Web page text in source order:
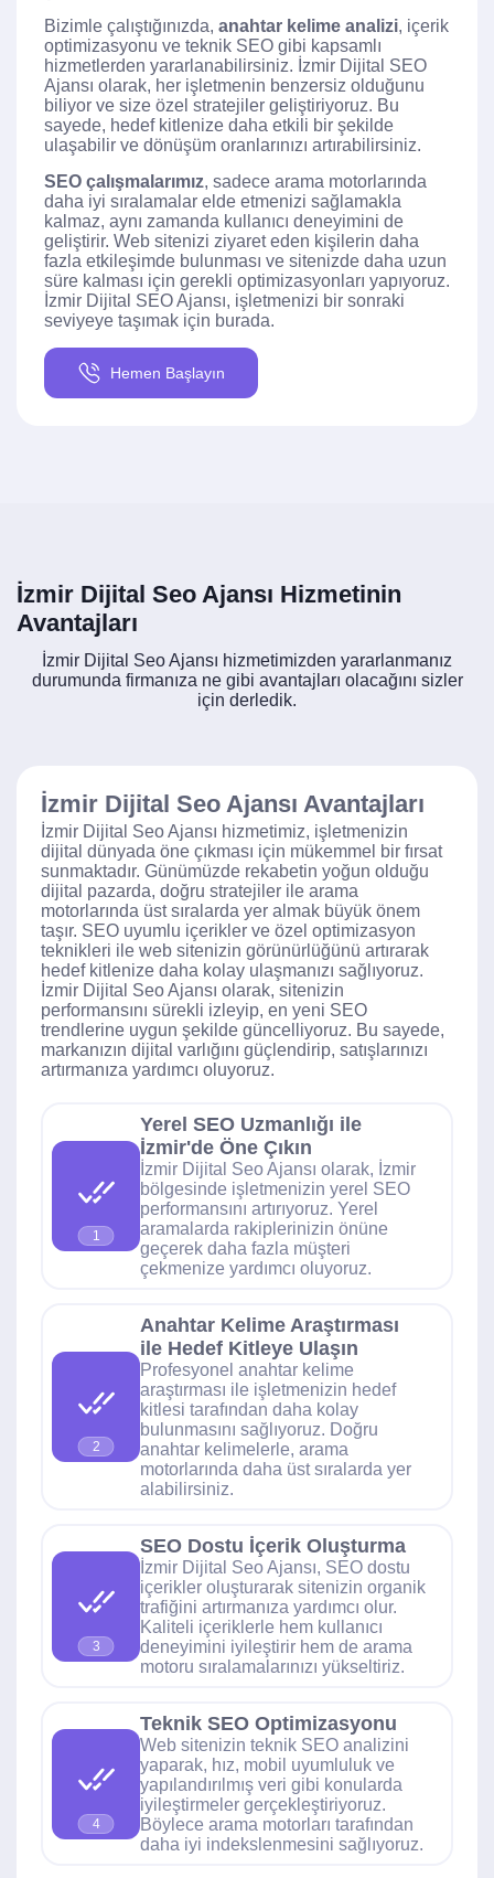
Bizimle çalıştığınızda, anahtar kelime analizi, içerik
optimizasyonu ve teknik SEO gibi kapsamlı
hizmetlerden yararlanabilirsiniz. İzmir Dijital SEO
Ajansı olarak, her işletmenin benzersiz olduğunu
biliyor ve size özel stratejiler geliştiriyoruz. Bu
sayede, hedef kitlenize daha etkili bir şekilde
ulaşabilir ve dönüşüm oranlarınızı artırabilirsiniz.
SEO çalışmalarımız, sadece arama motorlarında
daha iyi sıralamalar elde etmenizi sağlamakla
kalmaz, aynı zamanda kullanıcı deneyimini de
geliştirir. Web sitenizi ziyaret eden kişilerin daha
fazla etkileşimde bulunması ve sitenizde daha uzun
süre kalması için gerekli optimizasyonları yapıyoruz.
İzmir Dijital SEO Ajansı, işletmenizi bir sonraki
seviyeye taşımak için burada.
Hemen Başlayın
İzmir Dijital Seo Ajansı Hizmetinin
Avantajları
İzmir Dijital Seo Ajansı hizmetimizden yararlanmanız
durumunda firmanıza ne gibi avantajları olacağını sizler
için derledik.
İzmir Dijital Seo Ajansı Avantajları
İzmir Dijital Seo Ajansı hizmetimiz, işletmenizin
dijital dünyada öne çıkması için mükemmel bir fırsat
sunmaktadır. Günümüzde rekabetin yoğun olduğu
dijital pazarda, doğru stratejiler ile arama
motorlarında üst sıralarda yer almak büyük önem
taşır. SEO uyumlu içerikler ve özel optimizasyon
teknikleri ile web sitenizin görünürlüğünü artırarak
hedef kitlenize daha kolay ulaşmanızı sağlıyoruz.
İzmir Dijital Seo Ajansı olarak, sitenizin
performansını sürekli izleyip, en yeni SEO
trendlerine uygun şekilde güncelliyoruz. Bu sayede,
markanızın dijital varlığını güçlendirip, satışlarınızı
artırmanıza yardımcı oluyoruz.
1
Yerel SEO Uzmanlığı ile
İzmir'de Öne Çıkın
İzmir Dijital Seo Ajansı olarak, İzmir
bölgesinde işletmenizin yerel SEO
performansını artırıyoruz. Yerel
aramalarda rakiplerinizin önüne
geçerek daha fazla müşteri
çekmenize yardımcı oluyoruz.
2
Anahtar Kelime Araştırması
ile Hedef Kitleye Ulaşın
Profesyonel anahtar kelime
araştırması ile işletmenizin hedef
kitlesi tarafından daha kolay
bulunmasını sağlıyoruz. Doğru
anahtar kelimelerle, arama
motorlarında daha üst sıralarda yer
alabilirsiniz.
3
SEO Dostu İçerik Oluşturma
İzmir Dijital Seo Ajansı, SEO dostu
içerikler oluşturarak sitenizin organik
trafiğini artırmanıza yardımcı olur.
Kaliteli içeriklerle hem kullanıcı
deneyimini iyileştirir hem de arama
motoru sıralamalarınızı yükseltiriz.
4
Teknik SEO Optimizasyonu
Web sitenizin teknik SEO analizini
yaparak, hız, mobil uyumluluk ve
yapılandırılmış veri gibi konularda
iyileştirmeler gerçekleştiriyoruz.
Böylece arama motorları tarafından
daha iyi indekslenmesini sağlıyoruz.